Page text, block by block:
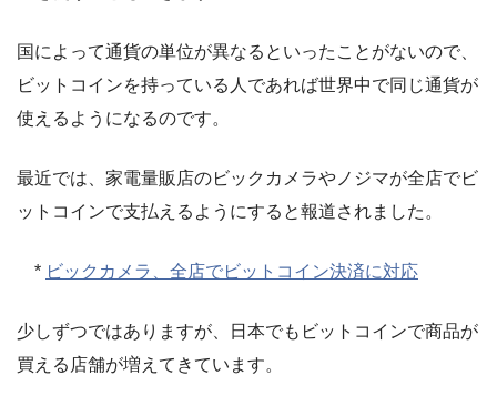
国によって通貨の単位が異なるといったことがないので、
ビットコインを持っている人であれば世界中で同じ通貨が
使えるようになるのです。
最近では、家電量販店のビックカメラやノジマが全店でビ
ットコインで支払えるようにすると報道されました。
* ビックカメラ、全店でビットコイン決済に対応
少しずつではありますが、日本でもビットコインで商品が
買える店舗が増えてきています。